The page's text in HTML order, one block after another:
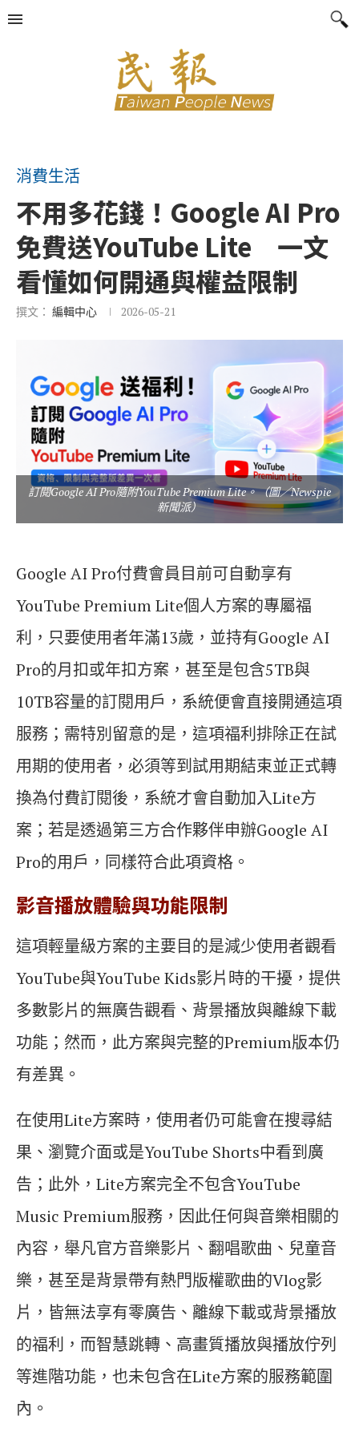
消費生活
不用多花錢！Google AI Pro
免費送YouTube Lite 一文
看懂如何開通與權益限制
撰文： 編輯中心 2026-05-21
訂閱Google AI Pro隨附YouTube Premium Lite。（圖／Newspie
新聞派）
Google AI Pro付費會員目前可自動享有
YouTube Premium Lite個人方案的專屬福
利，只要使用者年滿13歲，並持有Google AI
Pro的月扣或年扣方案，甚至是包含5TB與
10TB容量的訂閱用戶，系統便會直接開通這項
服務；需特別留意的是，這項福利排除正在試
用期的使用者，必須等到試用期結束並正式轉
換為付費訂閱後，系統才會自動加入Lite方
案；若是透過第三方合作夥伴申辦Google AI
Pro的用戶，同樣符合此項資格。
影音播放體驗與功能限制
這項輕量級方案的主要目的是減少使用者觀看
YouTube與YouTube Kids影片時的干擾，提供
多數影片的無廣告觀看、背景播放與離線下載
功能；然而，此方案與完整的Premium版本仍
有差異。
在使用Lite方案時，使用者仍可能會在搜尋結
果、瀏覽介面或是YouTube Shorts中看到廣
告；此外，Lite方案完全不包含YouTube
Music Premium服務，因此任何與音樂相關的
內容，舉凡官方音樂影片、翻唱歌曲、兒童音
樂，甚至是背景帶有熱門版權歌曲的Vlog影
片，皆無法享有零廣告、離線下載或背景播放
的福利，而智慧跳轉、高畫質播放與播放佇列
等進階功能，也未包含在Lite方案的服務範圍
內。